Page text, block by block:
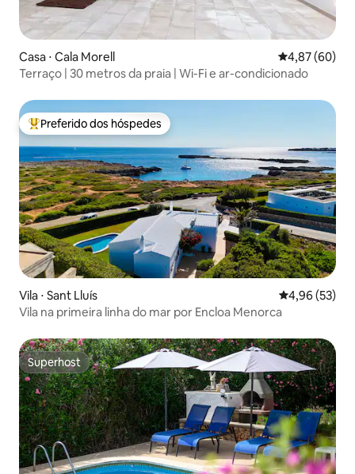
Casa ⋅ Cala Morell 4,87 de uma
4,87 (60)
Terraço | 30 metros da praia | Wi-Fi e ar-condicionado
Entre os melhores preferidos dos hóspedes
Preferido dos hóspedes
Vila ⋅ Sant Lluís 4,96 de uma
4,96 (53)
Vila na primeira linha do mar por Encloa Menorca
Superhost
Superhost